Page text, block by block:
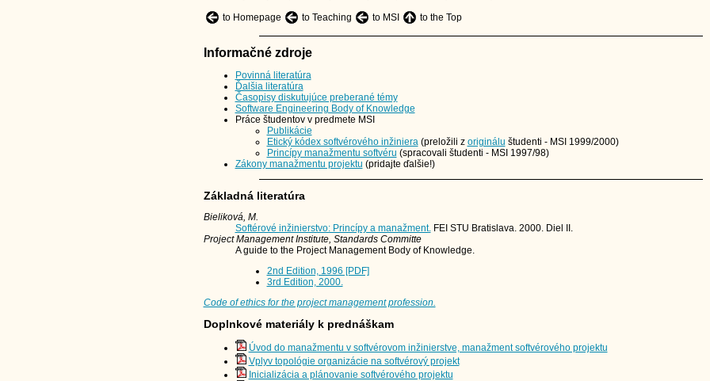
to Homepage to Teaching to MSI to the Top
Informačné zdroje
Povinná literatúra
Ďalšia literatúra
Časopisy diskutujúce preberané témy
Software Engineering Body of Knowledge
Práce študentov v predmete MSI
Publikácie
Etický kódex softvérového inžiniera(preložili z originálu študenti - MSI 1999/2000)
Princípy manažmentu softvéru (spracovali študenti - MSI 1997/98)
Zákony manažmentu projektu (pridajte ďalšie!)
Základná literatúra
Bieliková, M.
Softérové inžinierstvo: Princípy a manažment.FEI STU Bratislava. 2000. Diel II.
Project Management Institute, Standards Committe
A guide to the Project Management Body of Knowledge.
2nd Edition, 1996 [PDF]
3rd Edition, 2000.
Code of ethics for the project management profession.
Doplnkové materiály k prednáškam
Úvod do manažmentu v softvérovom inžinierstve, manažment softvérového projektu
Vplyv topológie organizácie na softvérový projekt
Inicializácia a plánovanie softvérového projektu